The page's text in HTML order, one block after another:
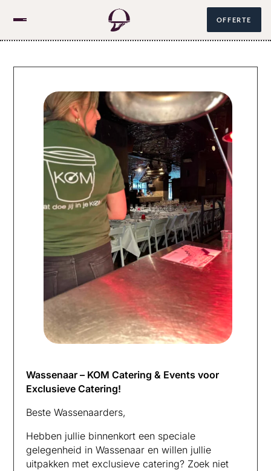
OFFERTE
Over ons
Catering
Wassenaar – KOM Catering & Events voor
Exclusieve Catering!
Beste Wassenaarders,
Hebben jullie binnenkort een speciale
gelegenheid in Wassenaar en willen jullie
uitpakken met exclusieve catering? Zoek niet